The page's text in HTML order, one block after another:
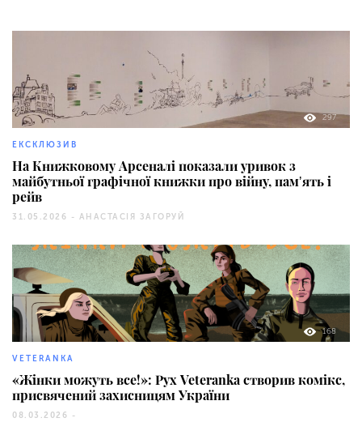
297
ЕКСКЛЮЗИВ
На Книжковому Арсеналі показали уривок з
майбутньої графічної книжки про війну, памʼять і
рейв
31.05.2026 - АНАСТАСІЯ ЗАГОРУЙ
168
VETERANKA
«Жінки можуть все!»: Рух Veteranka створив комікс,
присвячений захисницям України
08.03.2026 -